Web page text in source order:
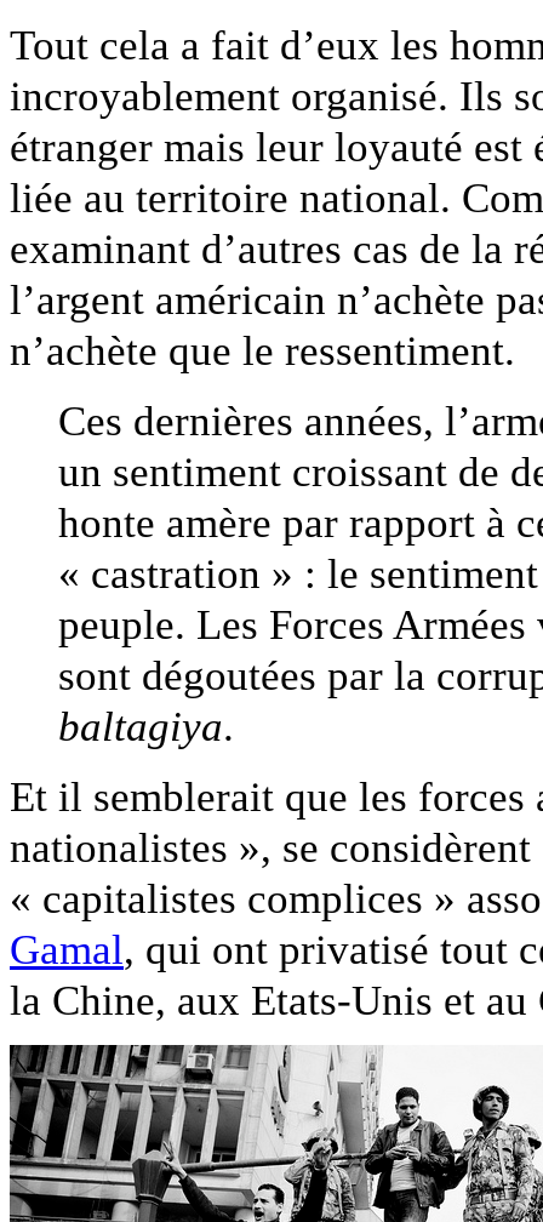
Tout cela a fait d’eux les
incroyablement organisé. Ils
étranger mais leur loyauté
liée au territoire national.
examinant d’autres cas de la
l’argent américain n’achète
n’achète que le ressentiment.
Ces dernières années,
un sentiment croissant de
honte amère par rapport à
« castration » : le
peuple. Les Forces
sont dégoutées par la
baltagiya.
Et il semblerait que les forces
nationalistes », se
« capitalistes complices »
Gamal, qui ont privatisé tout
la Chine, aux Etats-Unis et au